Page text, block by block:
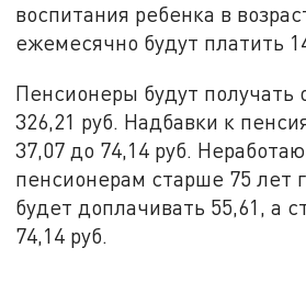
воспитания ребенка в
ежемесячно будут платить
Пенсионеры будут получать
326,21 руб. Надбавки к
37,07 до 74,14 руб.
пенсионерам старше 75 лет
будет доплачивать 55,61, а
74,14 руб.